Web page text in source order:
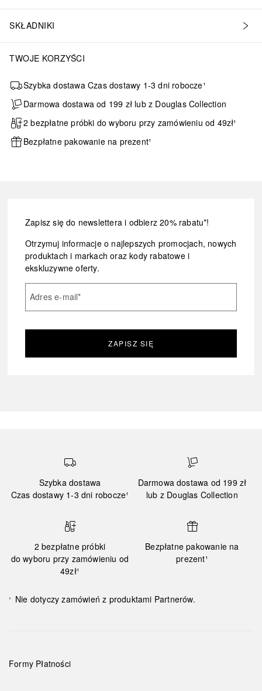
SKŁADNIKI
TWOJE KORZYŚCI
Szybka dostawa Czas dostawy 1-3 dni robocze¹
Darmowa dostawa od 199 zł lub z Douglas Collection
2 bezpłatne próbki do wyboru przy zamówieniu od 49zł¹
Bezpłatne pakowanie na prezent¹
Zapisz się do newslettera i odbierz 20% rabatu*!
Otrzymuj informacje o najlepszych promocjach, nowych
produktach i markach oraz kody rabatowe i
ekskluzywne oferty.
Adres e-mail*
ZAPISZ SIĘ
Szybka dostawa
Czas dostawy 1-3 dni robocze¹
Darmowa dostawa od 199 zł
lub z Douglas Collection
2 bezpłatne próbki
do wyboru przy zamówieniu od
49zł¹
Bezpłatne pakowanie na
prezent¹
¹ Nie dotyczy zamówień z produktami Partnerów.
Formy Płatności